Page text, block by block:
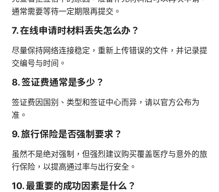
通常需要等待一定期限再提交。
7. 在线申请时材料丢失怎么办？
尽量保持网络连接稳定，重新上传错误的文件，并记录提
交编号与时间。
8. 签证费通常是多少？
签证费因国别、类型和签证中心而异，请以官方公布为
准。
9. 旅行保险是否强制要求？
虽然不是绝对强制，但强烈建议购买覆盖医疗与意外的旅
行保险，以提高通过率与出行安全。
10. 最重要的成功因素是什么？